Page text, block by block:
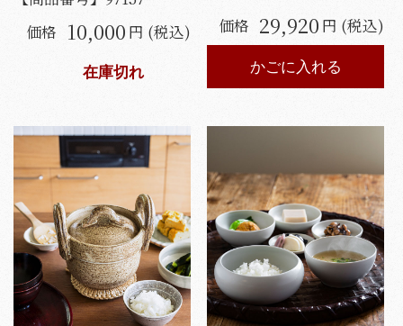
価格 10,000 円 (税込)
在庫切れ
価格 29,920 円 (税込)
かごに入れる